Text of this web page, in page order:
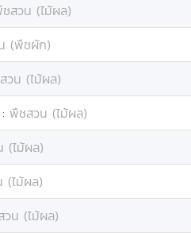
สวน (ไม้ผล)
(พืชผัก)
วน (ไม้ผล)
: พืชสวน (ไม้ผล)
(ไม้ผล)
(ไม้ผล)
น (ไม้ผล)